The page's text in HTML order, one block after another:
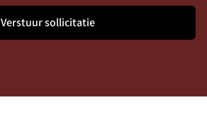
Verstuur sollicitatie